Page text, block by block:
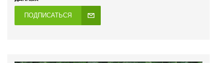
ПОДПИСАТЬСЯ